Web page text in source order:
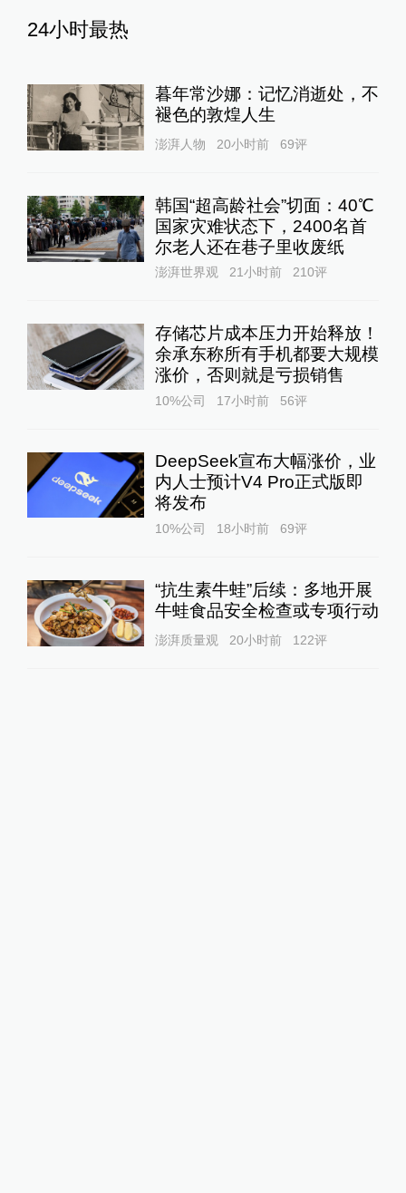
24小时最热
暮年常沙娜：记忆消逝处，不
褪色的敦煌人生
澎湃人物 20小时前 69评
韩国“超高龄社会”切面：40℃
国家灾难状态下，2400名首
尔老人还在巷子里收废纸
澎湃世界观 21小时前 210评
存储芯片成本压力开始释放！
余承东称所有手机都要大规模
涨价，否则就是亏损销售
10%公司 17小时前 56评
DeepSeek宣布大幅涨价，业
内人士预计V4 Pro正式版即
将发布
10%公司 18小时前 69评
“抗生素牛蛙”后续：多地开展
牛蛙食品安全检查或专项行动
澎湃质量观 20小时前 122评